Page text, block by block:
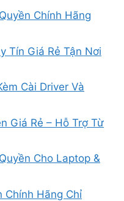
Chính Hãng
Tín Giá Rẻ Tận Nơi
Cài Driver Và
Giá Rẻ – Hỗ Trợ Từ
Cho Laptop &
Chính Hãng Chỉ